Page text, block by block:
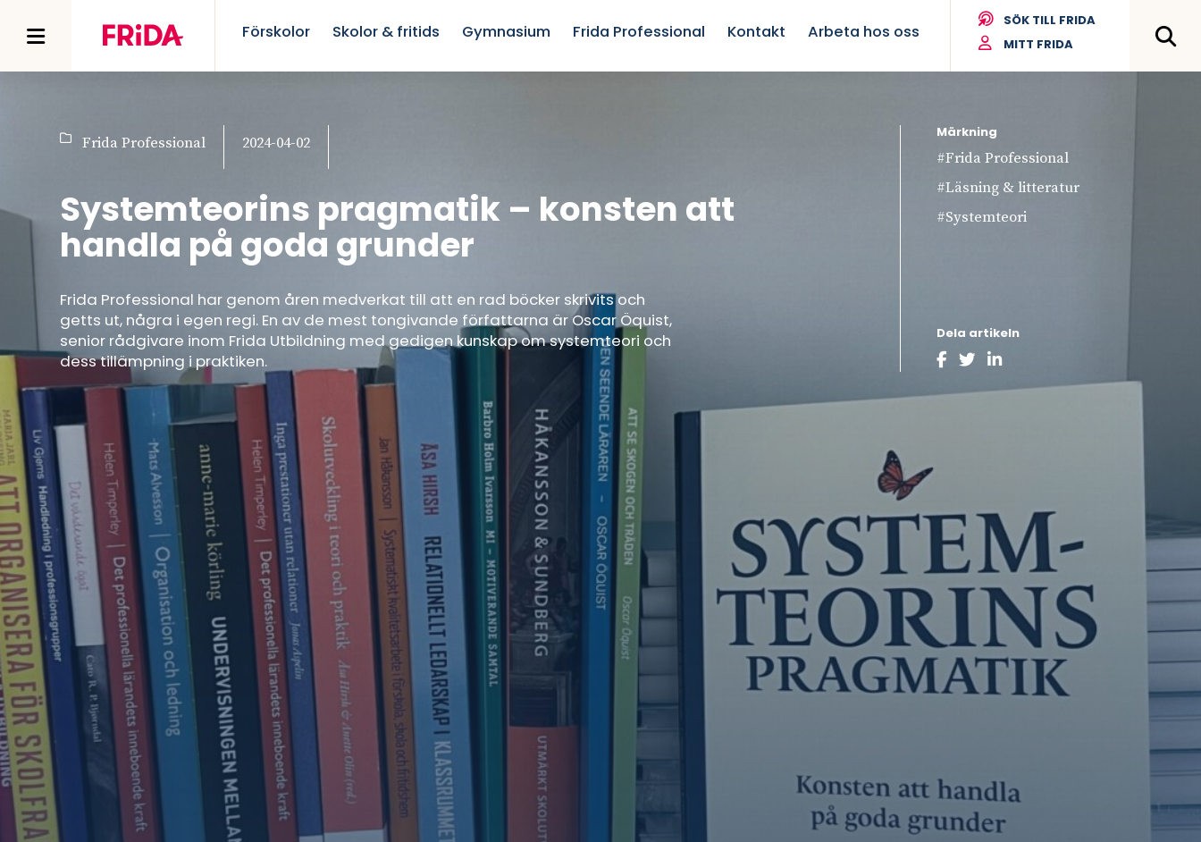
Förskolor Skolor & fritids Gymnasium Frida Professional Kontakt Arbeta hos oss
SÖK TILL FRIDA
MITT FRIDA
Frida Professional 2024-04-02
Systemteorins pragmatik – konsten att
handla på goda grunder
Frida Professional har genom åren medverkat till att en rad böcker skrivits och
getts ut, några i egen regi. En av de mest tongivande författarna är Oscar Öquist,
senior rådgivare inom Frida Utbildning med gedigen kunskap om systemteori och
dess tillämpning i praktiken.
Märkning
#Frida Professional
#Läsning & litteratur
#Systemteori
Dela artikeln